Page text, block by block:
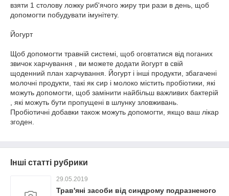
взяти 1 столову ложку риб'ячого жиру три рази в день, щоб
допомогти побудувати імунітету.
Йогурт
Щоб допомогти травній системі, щоб оговтатися від поганих
звичок харчування , ви можете додати йогурт в свій
щоденний план харчування. Йогурт і інші продукти, збагачені
молочні продукти, такі як сир і молоко містить пробіотики, які
можуть допомогти, щоб замінити найбільш важливих бактерій
, які можуть бути пропущені в шлунку зловживань.
Пробіотичні добавки також можуть допомогти, якщо ваш лікар
згоден.
Інші статті рубрики
29.05.2019
Трав'яні засоби від синдрому подразненого